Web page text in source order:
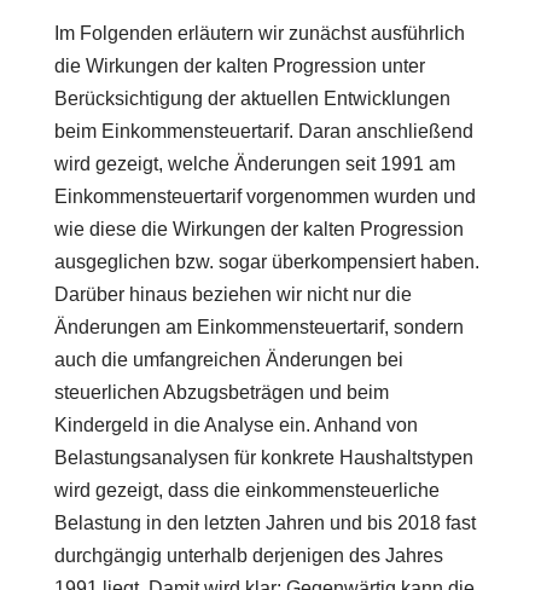
Im Folgenden erläutern wir zunächst ausführlich
die Wirkungen der kalten Progression unter
Berücksichtigung der aktuellen Entwicklungen
beim Einkommensteuertarif. Daran anschließend
wird gezeigt, welche Änderungen seit 1991 am
Einkommensteuertarif vorgenommen wurden und
wie diese die Wirkungen der kalten Progression
ausgeglichen bzw. sogar überkompensiert haben.
Darüber hinaus beziehen wir nicht nur die
Änderungen am Einkommensteuertarif, sondern
auch die umfangreichen Änderungen bei
steuerlichen Abzugsbeträgen und beim
Kindergeld in die Analyse ein. Anhand von
Belastungsanalysen für konkrete Haushaltstypen
wird gezeigt, dass die einkommensteuerliche
Belastung in den letzten Jahren und bis 2018 fast
durchgängig unterhalb derjenigen des Jahres